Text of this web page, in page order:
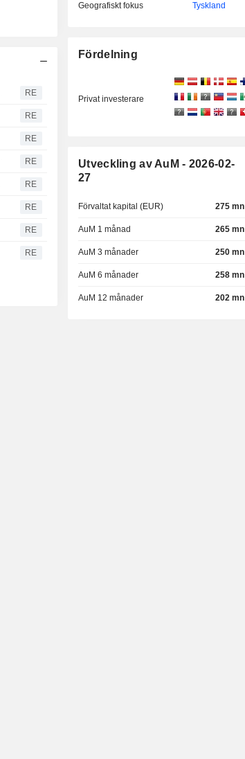
RE
RE
RE
RE
RE
RE
RE
RE
Geografiskt fokus Tyskland
Fördelning
Privat investerare
Utveckling av AuM - 2026-02-
27
Förvaltat kapital (EUR) 275 mn
AuM 1 månad 265 mn
AuM 3 månader 250 mn
AuM 6 månader 258 mn
AuM 12 månader 202 mn